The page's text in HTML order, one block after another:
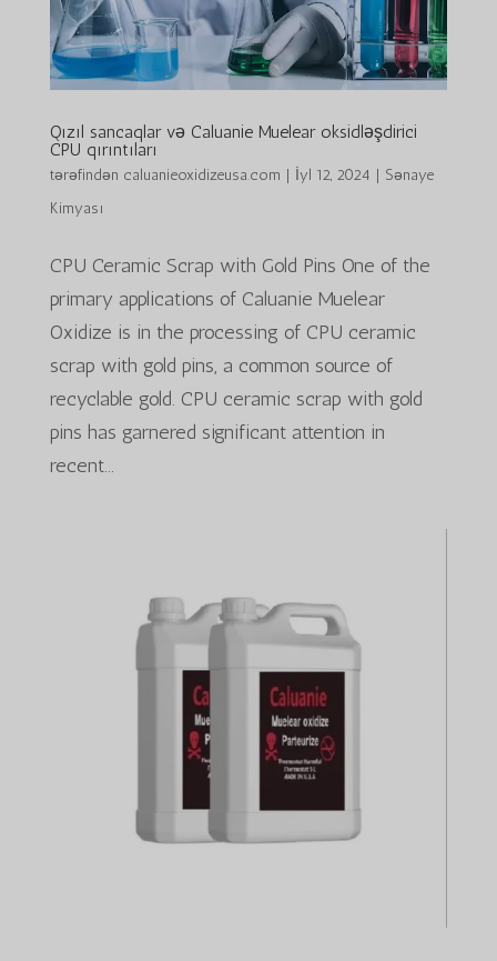
Qızıl sancaqlar və Caluanie Muelear oksidləşdirici
CPU qırıntıları
tərəfindən caluanieoxidizeusa.com | İyl 12, 2024 | Sənaye
Kimyası
CPU Ceramic Scrap with Gold Pins One of the
primary applications of Caluanie Muelear
Oxidize is in the processing of CPU ceramic
scrap with gold pins, a common source of
recyclable gold. CPU ceramic scrap with gold
pins has garnered significant attention in
recent...